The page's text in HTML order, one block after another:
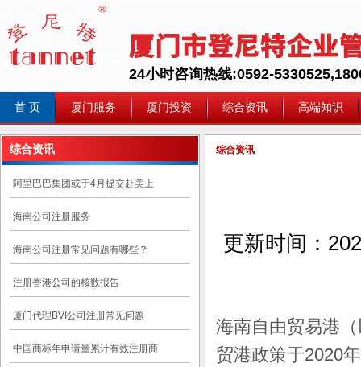
24小时咨询热线:0592-
首 页 厦门服务 厦门投资 综合资讯 高端知识
综合资讯
阿里巴巴集团或于4月提交赴美上
海南公司注册服务
海南公司注册常见问题有哪些？
注册香港公司的核数报告
厦门代理BVI公司注册常见问题
中国商标年申请量累计有效注册商
综合资讯
更新时间：
海南自由贸易港
贸港政策于2020